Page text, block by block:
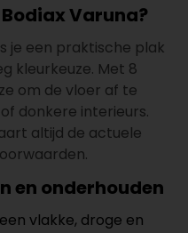
Varuna?
je een praktische plak
kleurkeuze. Met 8
om de vloer af te
donkere interieurs.
altijd de actuele
en onderhouden
vlakke, droge en